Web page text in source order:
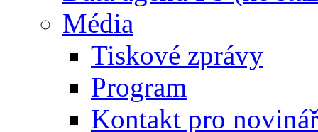
Média
Tiskové zprávy
Program
Kontakt pro